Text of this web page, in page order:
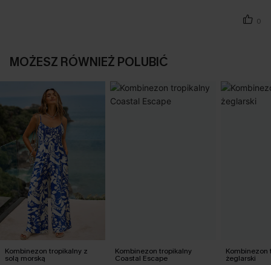
0
MOŻESZ RÓWNIEŻ POLUBIĆ
Kombinezon tropikalny z
solą morską
Kombinezon tropikalny
Coastal Escape
Kombinezon
żeglarski